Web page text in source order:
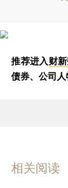
推荐进入财
债券、公司人
相关阅读